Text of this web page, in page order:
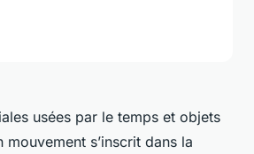
usées par le temps et objets
s’inscrit dans la